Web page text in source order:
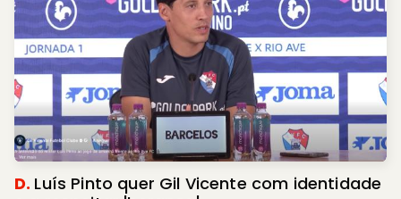
D. Luís Pinto quer Gil Vicente com identidade